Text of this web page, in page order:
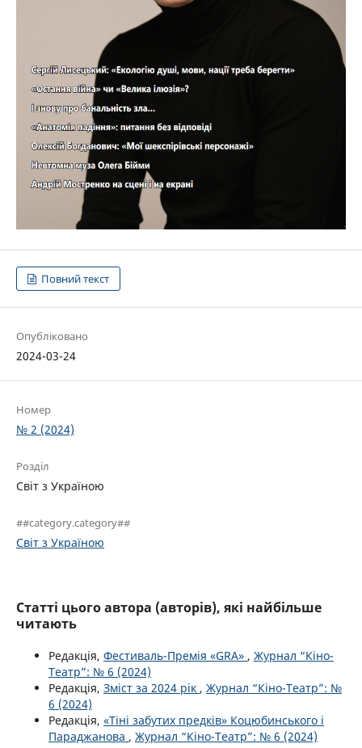
Повний текст
Опубліковано
2024-03-24
Номер
№ 2 (2024)
Розділ
Світ з Україною
##category.category##
Світ з Україною
Статті цього автора (авторів), які найбільше
читають
Редакція, Фестиваль-Премія «GRA» , Журнал “Кіно-
Театр”: № 6 (2024)
Редакція, Зміст за 2024 рік , Журнал “Кіно-Театр”: №
6 (2024)
Редакція, «Тіні забутих предків» Коцюбинського і
Параджанова , Журнал “Кіно-Театр”: № 6 (2024)